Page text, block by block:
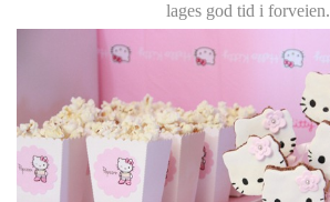
lages god tid i forveien.